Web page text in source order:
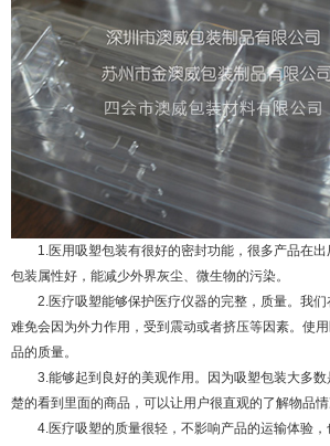
1.医用吸塑包装有很好的密封功能，很多产品在出
包装属性好，能减少外界灰尘、微生物的污染。
2.医疗吸塑能够保护医疗仪器的完整，质量。我们
难免会因为外力作用，受到震动或者挤压等因素。使
品的质量。
3.能够起到良好的美观作用。因为吸塑包装大多数
楚的看到里面的商品，可以让用户很直观的了解物品情
4.医疗吸塑的质量很轻，不影响产品的运输体验，